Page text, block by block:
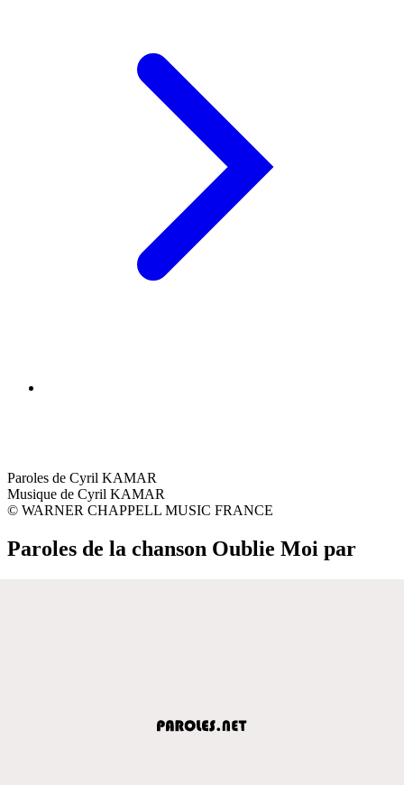
Paroles de Cyril KAMAR
Musique de Cyril KAMAR
© WARNER CHAPPELL MUSIC FRANCE
Paroles de la chanson Oublie Moi par